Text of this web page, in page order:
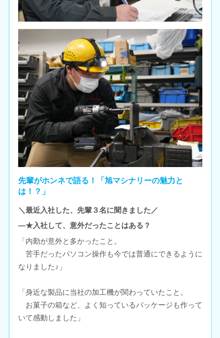
先輩がホンネで語る！「旭マシナリーの魅力と
は！？」
＼最近入社した、先輩３名に聞きました／
―★入社して、意外だったことはある？
「内勤が意外と多かったこと。
苦手だったパソコン操作も今では普通にできるように
なりました♪」
「身近な製品に当社の加工機が関わっていたこと。
お菓子の箱など、よく知っているパッケージも作って
いて感動しました」